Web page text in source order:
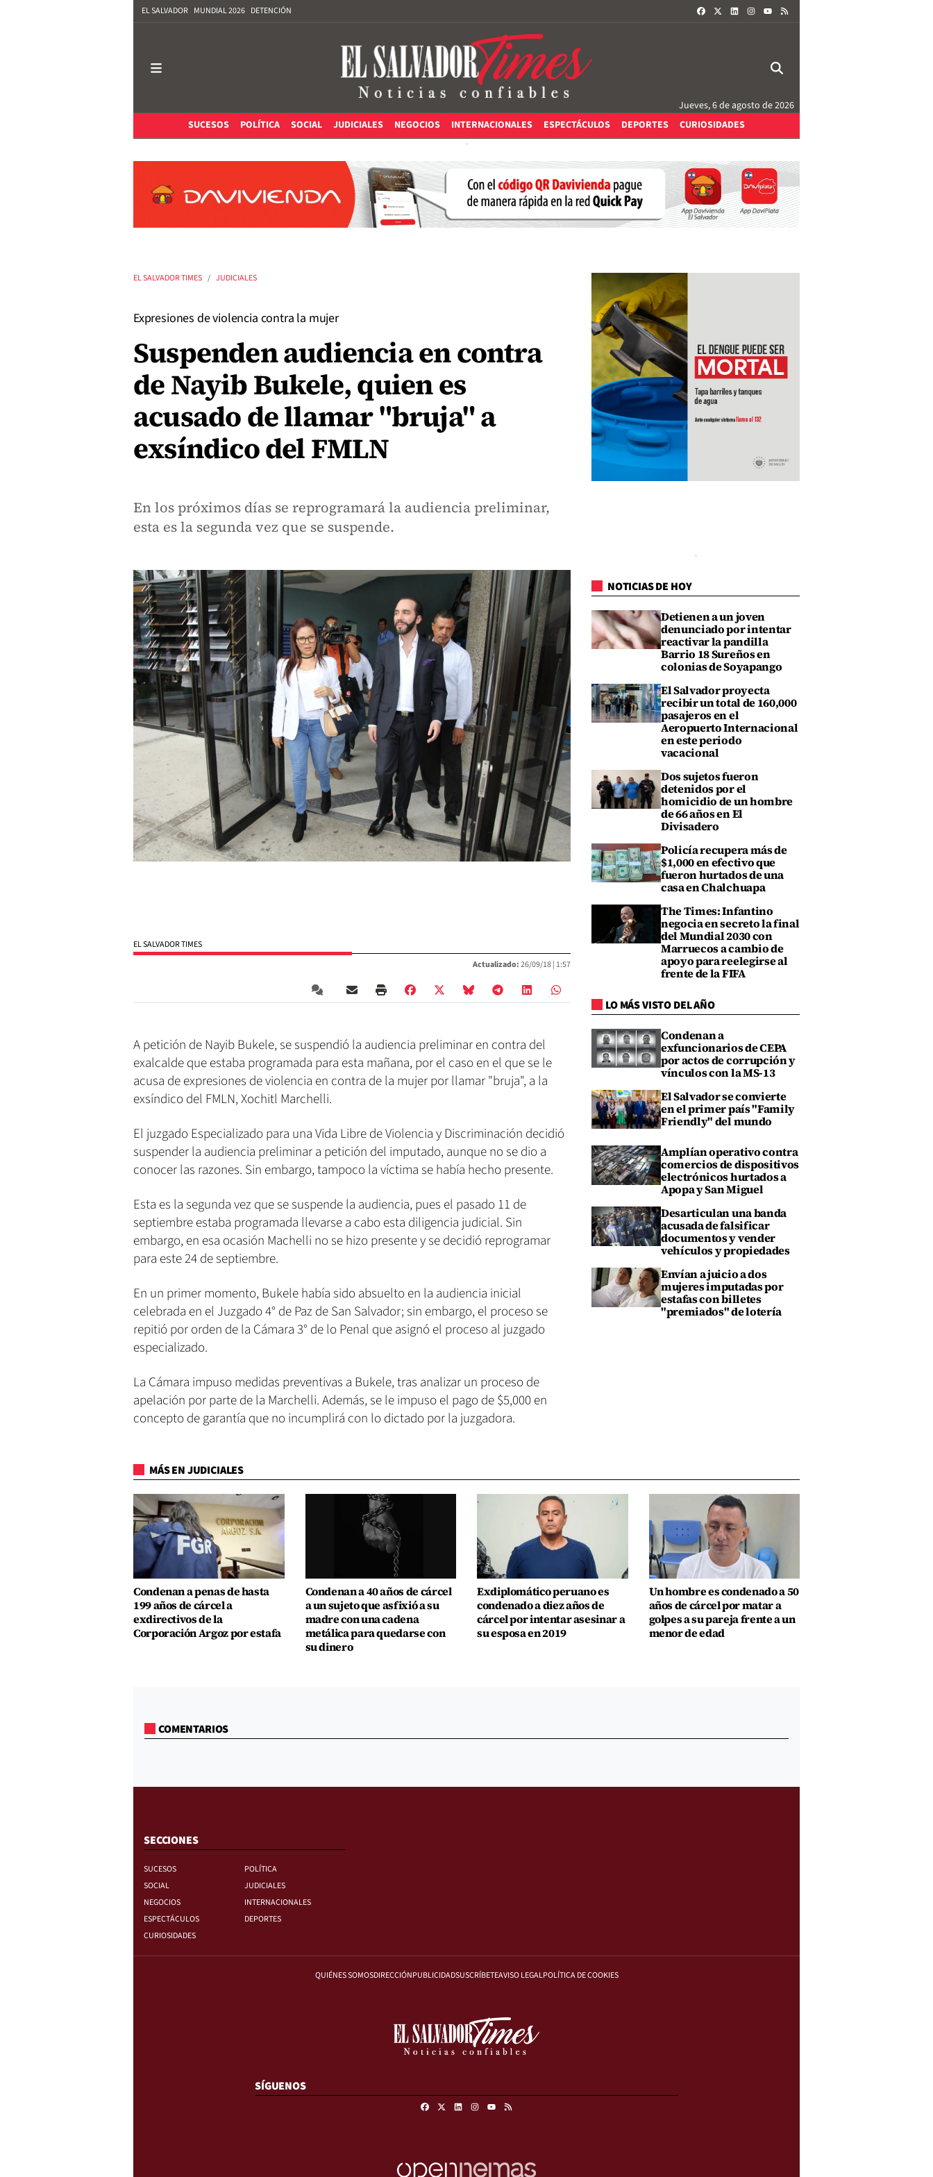
EL SALVADOR MUNDIAL 2026 DETENCIÓN FACEBOOKLINKEDININSTAGRAM
Jueves, 6 de agosto de 2026
SUCESOS
POLÍTICA SOCIAL JUDICIALES NEGOCIOS INTERNACIONALES ESPECTÁCULOS DEPORTES CURIOSIDADES
EL SALVADOR TIMES JUDICIALES
Expresiones de violencia contra la mujer
Suspenden audiencia en contra
de Nayib Bukele, quien es
acusado de llamar "bruja" a
exsíndico del FMLN
En los próximos días se reprogramará la audiencia preliminar,
esta es la segunda vez que se suspende.
EL SALVADOR TIMES
Actualizado:26/09/18 | 1:57
A petición de Nayib Bukele, se suspendió la audiencia preliminar en contra del
exalcalde que estaba programada para esta mañana, por el caso en el que se le
acusa de expresiones de violencia en contra de la mujer por llamar "bruja", a la
exsíndico del FMLN, Xochitl Marchelli.
El juzgado Especializado para una Vida Libre de Violencia y Discriminación decidió
suspender la audiencia preliminar a petición del imputado, aunque no se dio a
conocer las razones. Sin embargo, tampoco la víctima se había hecho presente.
Esta es la segunda vez que se suspende la audiencia, pues el pasado 11 de
septiembre estaba programada llevarse a cabo esta diligencia judicial. Sin
embargo, en esa ocasión Machelli no se hizo presente y se decidió reprogramar
para este 24 de septiembre.
En un primer momento, Bukele había sido absuelto en la audiencia inicial
celebrada en el Juzgado 4° de Paz de San Salvador; sin embargo, el proceso se
repitió por orden de la Cámara 3° de lo Penal que asignó el proceso al juzgado
especializado.
La Cámara impuso medidas preventivas a Bukele, tras analizar un proceso de
apelación por parte de la Marchelli. Además, se le impuso el pago de $5,000 en
concepto de garantía que no incumplirá con lo dictado por la juzgadora.
NOTICIAS DE HOY
Detienen a un joven
denunciado por intentar
reactivar la pandilla
Barrio 18 Sureños en
colonias de Soyapango
El Salvador proyecta
recibir un total de 160,000
pasajeros en el
Aeropuerto Internacional
en este periodo
vacacional
Dos sujetos fueron
detenidos por el
homicidio de un hombre
de 66 años en El
Divisadero
Policía recupera más de
$1,000 en efectivo que
fueron hurtados de una
casa en Chalchuapa
The Times: Infantino
negocia en secreto la final
del Mundial 2030 con
Marruecos a cambio de
apoyo para reelegirse al
frente de la FIFA
LO MÁS VISTO DEL AÑO
Condenan a
exfuncionarios de CEPA
por actos de corrupción y
vínculos con la MS-13
El Salvador se convierte
en el primer país "Family
Friendly" del mundo
Amplían operativo contra
comercios de dispositivos
electrónicos hurtados a
Apopa y San Miguel
Desarticulan una banda
acusada de falsificar
documentos y vender
vehículos y propiedades
Envían a juicio a dos
mujeres imputadas por
estafas con billetes
"premiados" de lotería
MÁS EN JUDICIALES
Condenan a penas de hasta
199 años de cárcel a
exdirectivos de la
Corporación Argoz por estafa
Condenan a 40 años de cárcel
a un sujeto que asfixió a su
madre con una cadena
metálica para quedarse con
su dinero
Exdiplomático peruano es
condenado a diez años de
cárcel por intentar asesinar a
su esposa en 2019
Un hombre es condenado a 50
años de cárcel por matar a
golpes a su pareja frente a un
menor de edad
COMENTARIOS
SECCIONES
SUCESOS
POLÍTICA
SOCIAL
JUDICIALES
NEGOCIOS
INTERNACIONALES
ESPECTÁCULOS
DEPORTES
CURIOSIDADES
QUIÉNES SOMOSDIRECCIÓNPUBLICIDADSUSCRÍBETEAVISO LEGALPOLÍTICA DE COOKIES
SÍGUENOS
FacebookLinkedinInstagram